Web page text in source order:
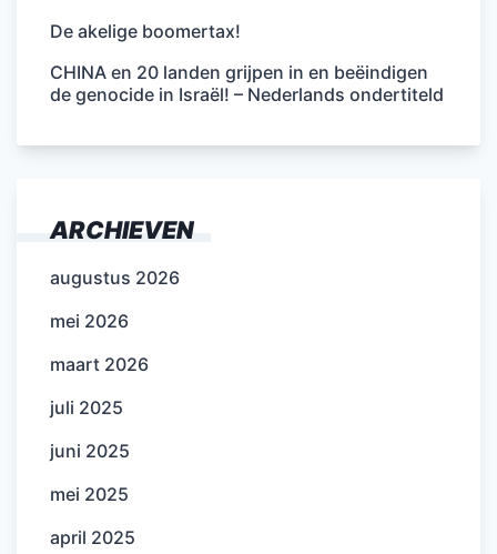
De akelige boomertax!
CHINA en 20 landen grijpen in en beëindigen
de genocide in Israël! – Nederlands ondertiteld
ARCHIEVEN
augustus 2026
mei 2026
maart 2026
juli 2025
juni 2025
mei 2025
april 2025